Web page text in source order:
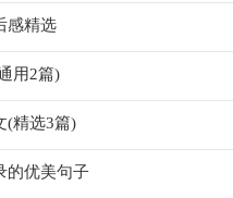
感精选
用2篇)
(精选3篇)
的优美句子